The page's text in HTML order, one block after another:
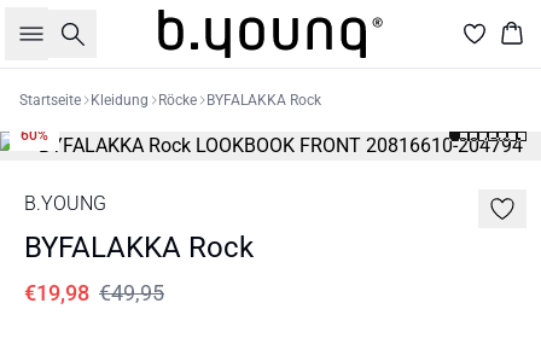
Suche
Startseite Kleidung Röcke BYFALAKKA Rock
60%
B.YOUNG
BYFALAKKA Rock
€19,98 €49,95